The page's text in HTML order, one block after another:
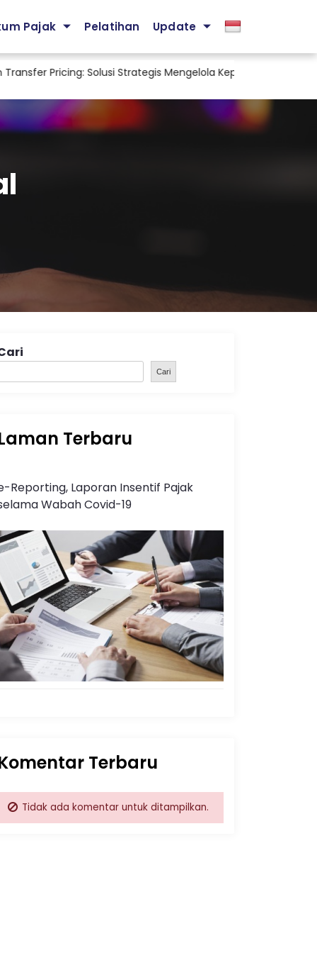
Pajak Pelatihan Update
Pricing: Solusi Strategis Mengelola Kepatuhan Pajak dan
Cari
Terbaru
Reporting, Laporan Insentif Pajak
Wabah Covid-19
Terbaru
Tidak ada komentar untuk ditampilkan.